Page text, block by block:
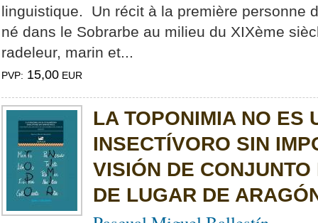
linguistique. Un récit à la première personne
né dans le Sobrarbe au milieu du XIXème
radeleur, marin et...
PVP: 15,00 EUR
LA TOPONIMIA NO ES
INSECTÍVORO SIN
VISIÓN DE
DE LUGAR DE